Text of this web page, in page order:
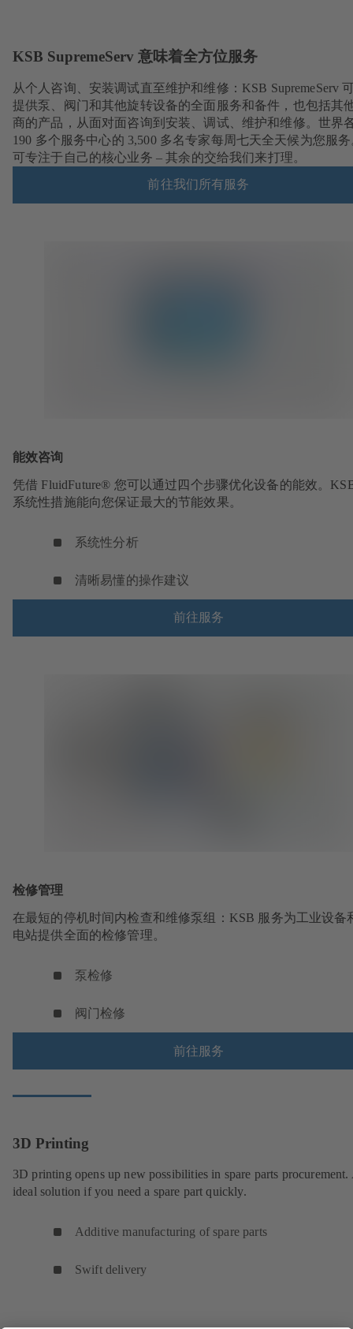
KSB SupremeServ 意味着全方位服务
从个人咨询、安装调试直至维护和维修：KSB SupremeServ
提供泵、阀门和其他旋转设备的全面服务和备件，也包括其
商的产品，从面对面咨询到安装、调试、维护和维修。世界
190 多个服务中心的 3,500 多名专家每周七天全天候为您服
可专注于自己的核心业务 – 其余的交给我们来打理。
前往我们所有服务
能效咨询
凭借 FluidFuture® 您可以通过四个步骤优化设备的能效。
系统性措施能向您保证最大的节能效果。
系统性分析
清晰易懂的操作建议
前往服务
检修管理
在最短的停机时间内检查和维修泵组：KSB 服务为工业设备
电站提供全面的检修管理。
泵检修
阀门检修
前往服务
3D Printing
3D printing opens up new possibilities in spare parts procurement.
ideal solution if you need a spare part quickly.
Additive manufacturing of spare parts
Swift delivery